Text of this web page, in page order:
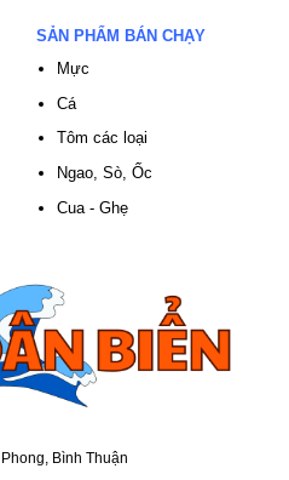
SẢN PHẨM BÁN CHẠY
Mực
Cá
Tôm các loại
Ngao, Sò, Ốc
Cua - Ghẹ
Bình Thuận